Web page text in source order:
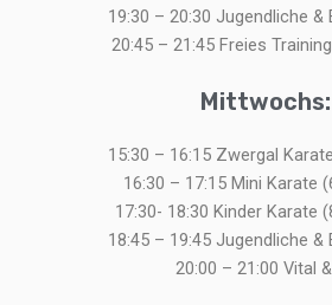
19:30 – 20:30 Jugendliche &
20:45 – 21:45 Freies
Mittwochs:
15:30 – 16:15 Zwergal
16:30 – 17:15 Mini Karate
17:30- 18:30 Kinder Karate
18:45 – 19:45 Jugendliche &
20:00 – 21:00 Vital